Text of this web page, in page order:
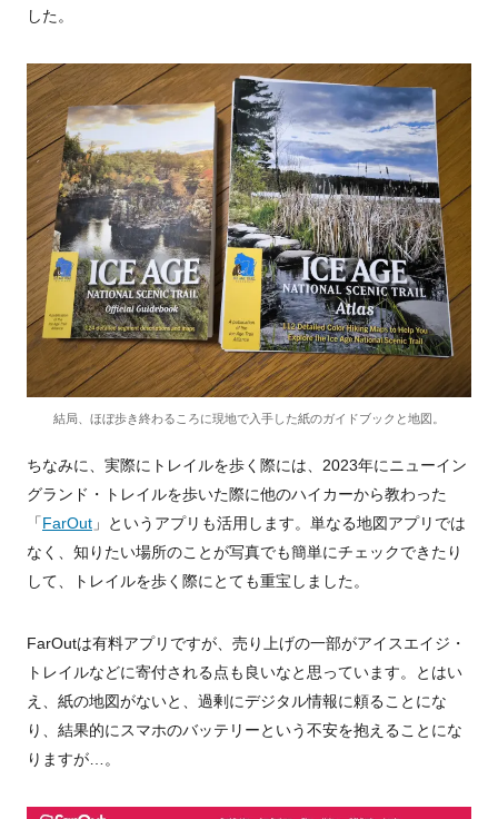
した。
結局、ほぼ歩き終わるころに現地で入手した紙のガイドブックと地図。
ちなみに、実際にトレイルを歩く際には、2023年にニューイン
グランド・トレイルを歩いた際に他のハイカーから教わった
「FarOut 」というアプリも活用します。単なる地図アプリでは
なく、知りたい場所のことが写真でも簡単にチェックできたり
して、トレイルを歩く際にとても重宝しました。
FarOutは有料アプリですが、売り上げの一部がアイスエイジ・
トレイルなどに寄付される点も良いなと思っています。とはい
え、紙の地図がないと、過剰にデジタル情報に頼ることにな
り、結果的にスマホのバッテリーという不安を抱えることにな
りますが…。